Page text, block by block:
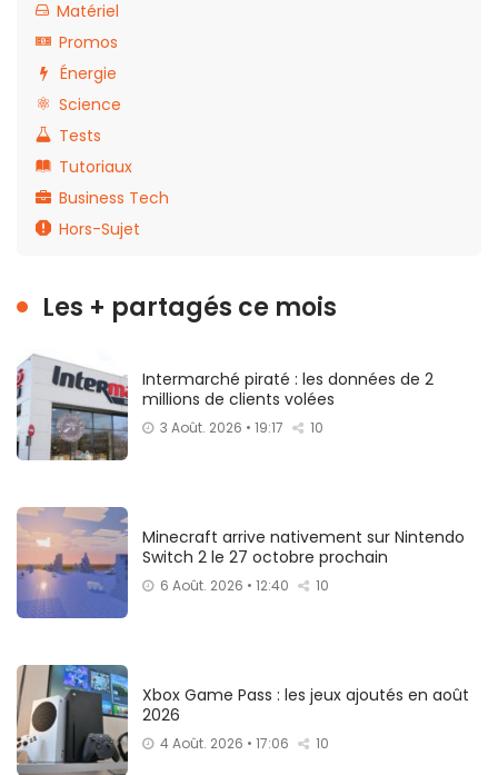
Matériel
Promos
Énergie
Science
Tests
Tutoriaux
Business Tech
Hors-Sujet
Les + partagés ce mois
Intermarché piraté : les données de 2
millions de clients volées
3 Août. 2026 • 19:17 10
Minecraft arrive nativement sur Nintendo
Switch 2 le 27 octobre prochain
6 Août. 2026 • 12:40 10
Xbox Game Pass : les jeux ajoutés en août
2026
4 Août. 2026 • 17:06 10